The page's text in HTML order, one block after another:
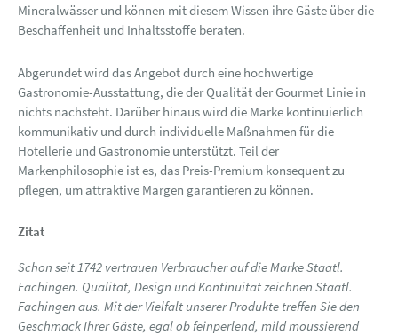
Mineralwässer und können mit diesem Wissen ihre Gäste über die
Beschaffenheit und Inhaltsstoffe beraten.
Abgerundet wird das Angebot durch eine hochwertige
Gastronomie-Ausstattung, die der Qualität der Gourmet Linie in
nichts nachsteht. Darüber hinaus wird die Marke kontinuierlich
kommunikativ und durch individuelle Maßnahmen für die
Hotellerie und Gastronomie unterstützt. Teil der
Markenphilosophie ist es, das Preis-Premium konsequent zu
pflegen, um attraktive Margen garantieren zu können.
Zitat
Schon seit 1742 vertrauen Verbraucher auf die Marke Staatl.
Fachingen. Qualität, Design und Kontinuität zeichnen Staatl.
Fachingen aus. Mit der Vielfalt unserer Produkte treffen Sie den
Geschmack Ihrer Gäste, egal ob feinperlend, mild moussierend